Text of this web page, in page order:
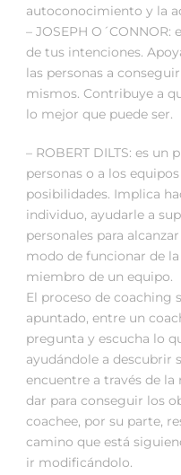
autoconocimiento y la
– JOSEPH
de tus intenciones.
las personas a
mismos. Contribuye a
lo mejor que puede ser.
– ROBERT DILTS: es un
personas o a los
posibilidades. Implica
individuo, ayudarle a
personales para
modo de funcionar de
miembro de un equipo.
El proceso de coaching
apuntado, entre un
pregunta y escucha lo
ayudándole a descubrir
encuentre a través de la
dar para conseguir los
coachee, por su parte,
camino que está
ir modificándolo.